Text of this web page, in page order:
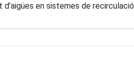
en sistemes de recirculació